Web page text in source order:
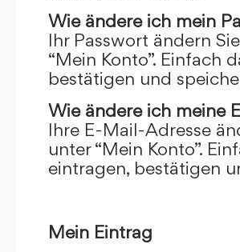
Wie ändere ich mein
Ihr Passwort ändern
“Mein Konto”. Einfach
bestätigen und
Wie ändere ich meine
Ihre E-Mail-Adresse
unter “Mein Konto”.
eintragen, bestätigen
Mein Eintrag